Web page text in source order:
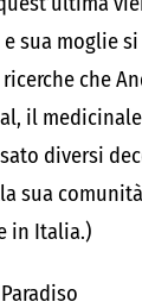
e sua moglie
che
il
diversi
sua
in Italia.)